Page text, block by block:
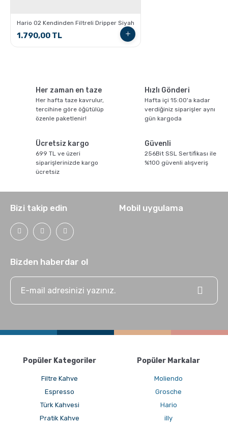
Hario 02 Kendinden Filtreli Dripper Siyah
1.790,00 TL
Her zaman en taze
Her hafta taze kavrulur,
tercihine göre öğütülüp
özenle paketlenir!
Hızlı Gönderi
Hafta içi 15:00'a kadar
verdiğiniz siparişler aynı
gün kargoda
Ücretsiz kargo
699 TL ve üzeri
siparişlerinizde kargo
ücretsiz
Güvenli
256Bit SSL Sertifikası ile
%100 güvenli alışveriş
Bizi takip edin
Bizden haberdar ol
Mobil uygulama
Popüler Kategoriler
Filtre Kahve
Espresso
Türk Kahvesi
Pratik Kahve
Popüler Markalar
Moliendo
Grosche
Hario
illy